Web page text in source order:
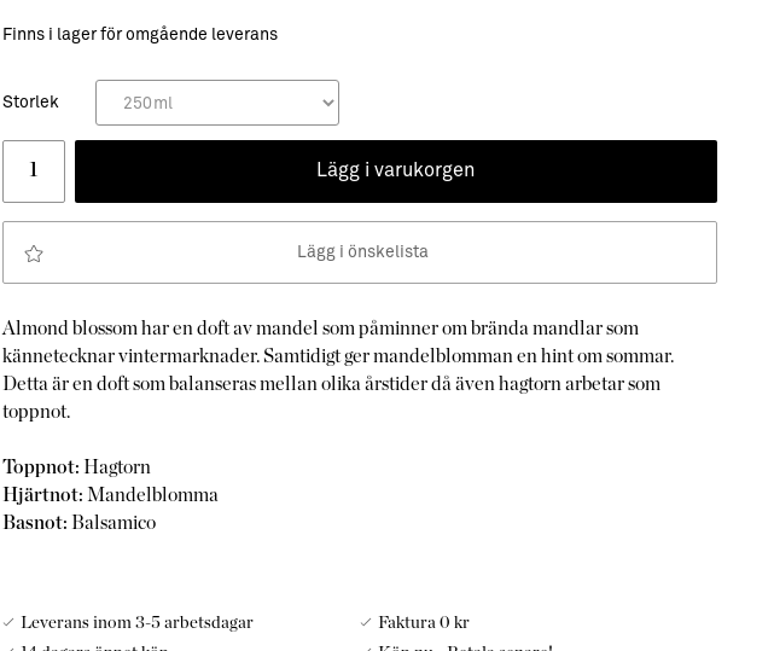
Finns i lager för omgående leverans
Storlek
Lägg i varukorgen
Lägg i önskelista
Almond blossom har en doft av mandel som påminner om brända mandlar som
kännetecknar vintermarknader. Samtidigt ger mandelblomman en hint om sommar.
Detta är en doft som balanseras mellan olika årstider då även hagtorn arbetar som
toppnot.
Toppnot: Hagtorn
Hjärtnot: Mandelblomma
Basnot: Balsamico
Leverans inom 3-5 arbetsdagar
Faktura 0 kr